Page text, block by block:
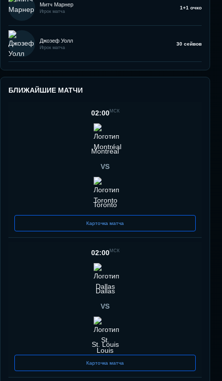
Митч Марнер
Игрок матча
1+1 очко
Джозеф Уолл
Игрок матча
30 сейвов
БЛИЖАЙШИЕ МАТЧИ
02:00МСК
Montréal
VS
Toronto
Карточка матча
02:00МСК
Dallas
VS
St. Louis
Карточка матча